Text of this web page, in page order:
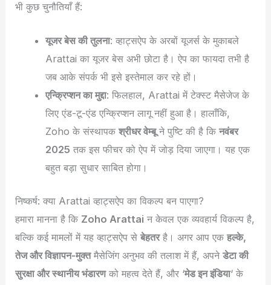
भी कुछ चुनौतियाँ हैं:
यूजर बेस की तुलना: व्हाट्सऐप के अरबों यूजर्स के मुकाबले
Arattai का यूजर बेस अभी छोटा है। ऐप का फायदा तभी है
जब आके संपर्क भी इसे इस्तेमाल कर रहे हों।
एन्क्रिप्शन का मुद्दा: फिलहाल, Arattai में टेक्स्ट मैसेजेज के
लिए एंड-टू-एंड एन्क्रिप्शन लागू नहीं हुआ है। हालाँकि,
Zoho के संस्थापक श्रीधर वेम्बूने पुष्टि की है कि नवंबर
2025 तक इस फीचर को ऐप में जोड़ दिया जाएगा। यह एक
बहुत बड़ा सुधार साबित होगा।
निष्कर्ष: क्या Arattai व्हाट्सऐप का विकल्प बन पाएगा?
हमारा मानना है कि Zoho Arattai न केवल एक व्यवहार्य विकल्प है,
बल्कि कई मामलों में यह व्हाट्सऐप सेबेहतरहै। अगर आप एकहल्के,
तेज और विज्ञापन-मुक्तमैसेजिंग अनुभव की तलाश में हैं, अपनेडेटा की
सुरक्षा और स्थानीय भंडारणको महत्व देते हैं, और ‘मेड इन इंडिया‘ के